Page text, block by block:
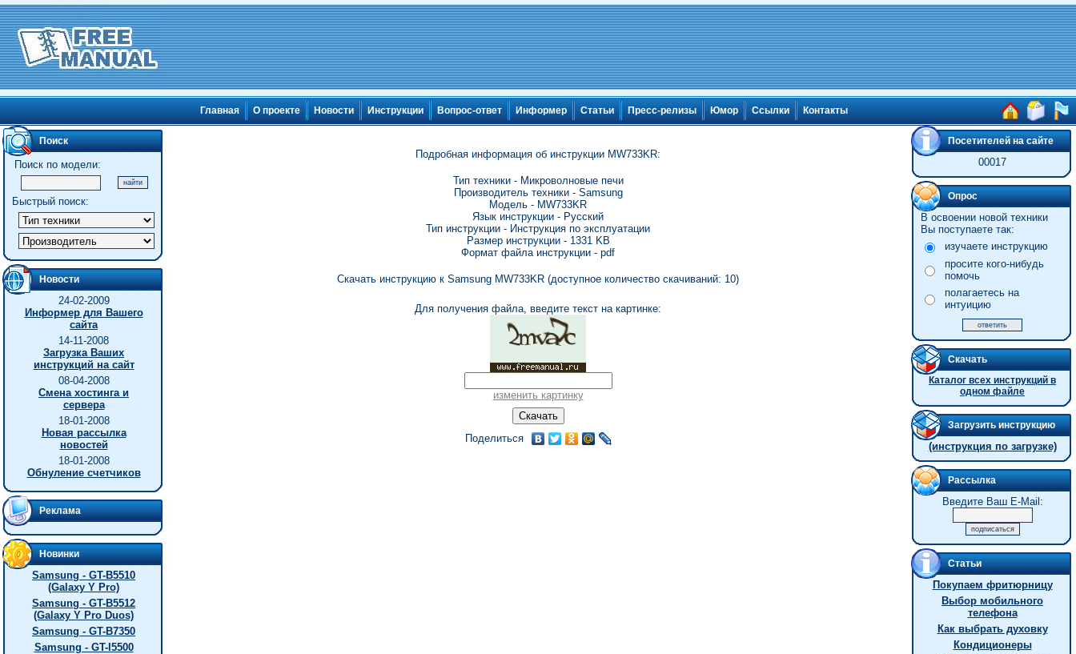
Главная О проекте Новости Инструкции Вопрос-ответ Информер Статьи Пресс-релизы Юмор Ссылки Контакты
Поиск
Поиск по модели:
Быстрый поиск:
Новости
24-02-2009
Информер для Вашего
сайта
14-11-2008
Загрузка Ваших
инструкций на сайт
08-04-2008
Смена хостинга и
сервера
18-01-2008
Новая рассылка
новостей
18-01-2008
Обнуление счетчиков
Реклама
Новинки
Samsung - GT-B5510
(Galaxy Y Pro)
Samsung - GT-B5512
(Galaxy Y Pro Duos)
Samsung - GT-B7350
Samsung - GT-I5500
Подробная информация об инструкции MW733KR:
Тип техники - Микроволновые печи
Производитель техники - Samsung
Модель - MW733KR
Язык инструкции - Русский
Тип инструкции - Инструкция по эксплуатации
Размер инструкции - 1331 KB
Формат файла инструкции - pdf
Скачать инструкцию к Samsung MW733KR (доступное количество скачиваний: 10)
Для получения файла, введите текст на картинке:
изменить картинку
Поделиться
Посетителей на сайте
00017
Опрос
В освоении новой техники
Вы поступаете так:
изучаете инструкцию
просите кого-нибудь
помочь
полагаетесь на
интуицию
Скачать
Каталог всех инструкций в
одном файле
Загрузить инструкцию
(инструкция по загрузке)
Рассылка
Введите Ваш E-Mail:
Статьи
Покупаем фритюрницу
Выбор мобильного
телефона
Как выбрать духовку
Кондиционеры